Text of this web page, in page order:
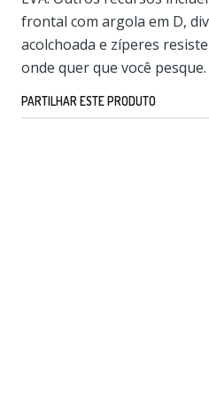
frontal com argola em D,
acolchoada e zíperes
onde quer que você pesque.
PARTILHAR ESTE PRODUTO